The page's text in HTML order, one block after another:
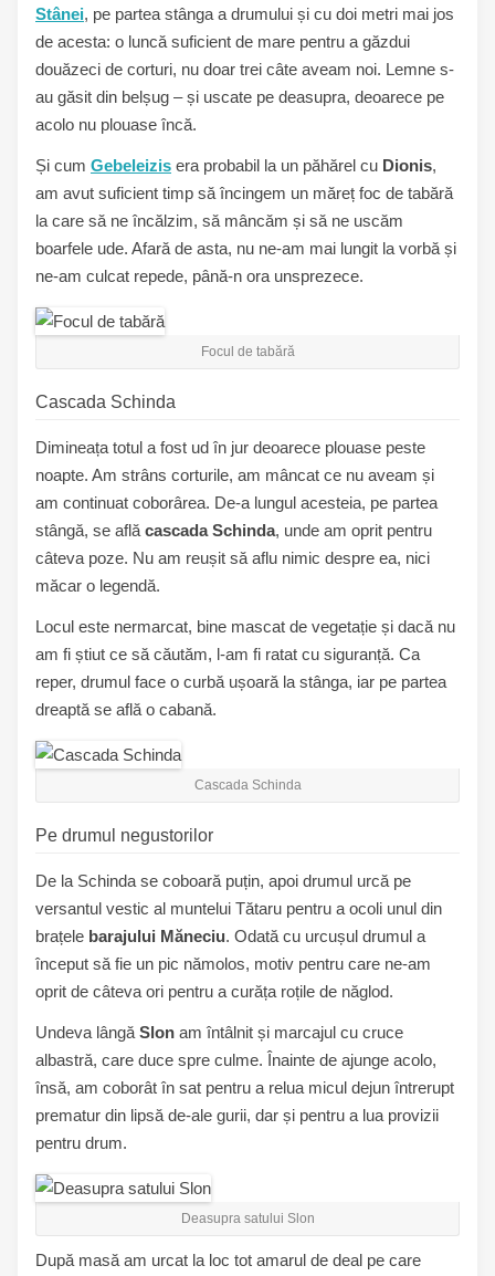
Stânei, pe partea stânga a drumului și cu doi metri mai jos
de acesta: o luncă suficient de mare pentru a găzdui
douăzeci de corturi, nu doar trei câte aveam noi. Lemne s-
au găsit din belșug – și uscate pe deasupra, deoarece pe
acolo nu plouase încă.
Și cum Gebeleizis era probabil la un păhărel cu Dionis,
am avut suficient timp să încingem un măreț foc de tabără
la care să ne încălzim, să mâncăm și să ne uscăm
boarfele ude. Afară de asta, nu ne-am mai lungit la vorbă și
ne-am culcat repede, până-n ora unsprezece.
Focul de tabără
Cascada Schinda
Dimineața totul a fost ud în jur deoarece plouase peste
noapte. Am strâns corturile, am mâncat ce nu aveam și
am continuat coborârea. De-a lungul acesteia, pe partea
stângă, se află cascada Schinda, unde am oprit pentru
câteva poze. Nu am reușit să aflu nimic despre ea, nici
măcar o legendă.
Locul este nermarcat, bine mascat de vegetație și dacă nu
am fi știut ce să căutăm, l-am fi ratat cu siguranță. Ca
reper, drumul face o curbă ușoară la stânga, iar pe partea
dreaptă se află o cabană.
Cascada Schinda
Pe drumul negustorilor
De la Schinda se coboară puțin, apoi drumul urcă pe
versantul vestic al muntelui Tătaru pentru a ocoli unul din
brațele barajului Măneciu. Odată cu urcușul drumul a
început să fie un pic nămolos, motiv pentru care ne-am
oprit de câteva ori pentru a curăța roțile de năglod.
Undeva lângă Slon am întâlnit și marcajul cu cruce
albastră, care duce spre culme. Înainte de ajunge acolo,
însă, am coborât în sat pentru a relua micul dejun întrerupt
prematur din lipsă de-ale gurii, dar și pentru a lua provizii
pentru drum.
Deasupra satului Slon
După masă am urcat la loc tot amarul de deal pe care